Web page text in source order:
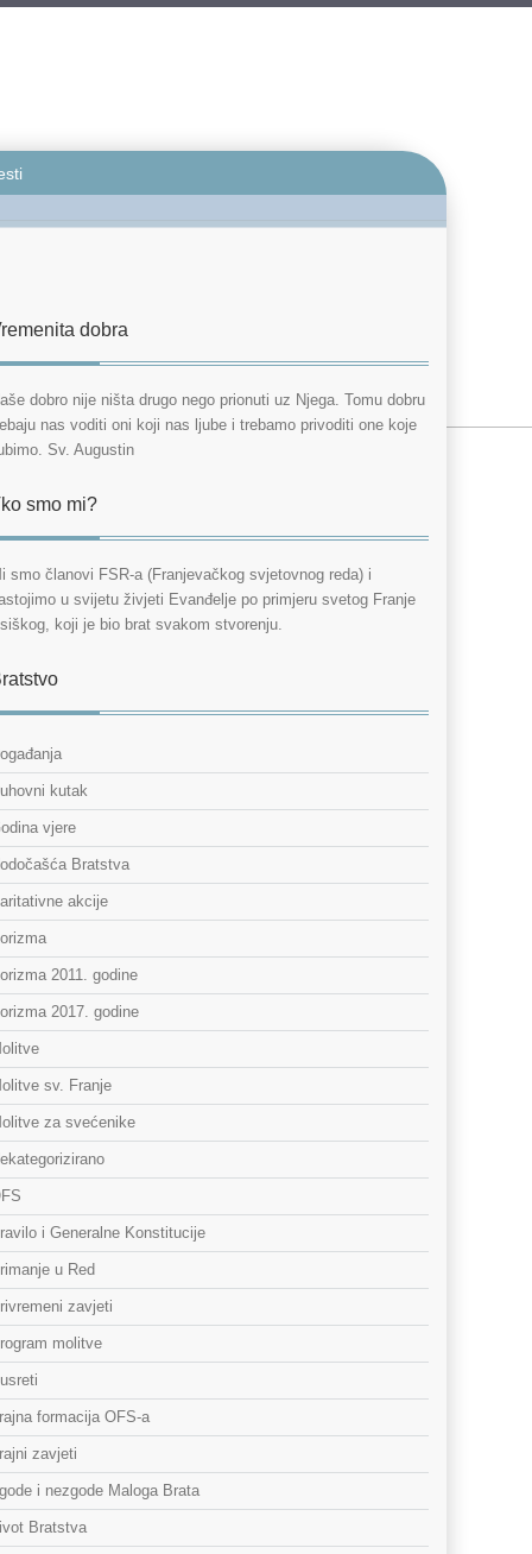
dobra
dobro nije ništa drugo nego prionuti uz Njega. Tomu dobru
nas voditi oni koji nas ljube i trebamo privoditi one koje
Sv. Augustin
smo mi?
smo članovi FSR-a (Franjevačkog svjetovnog reda) i
u svijetu živjeti Evanđelje po primjeru svetog Franje
koji je bio brat svakom stvorenju.
kutak
vjere
Bratstva
akcije
2011. godine
2017. godine
sv. Franje
za svećenike
i Generalne Konstitucije
u Red
zavjeti
molitve
formacija OFS-a
zavjeti
i nezgode Maloga Brata
Bratstva